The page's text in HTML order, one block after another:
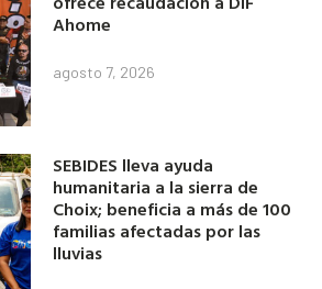
Ahome
agosto 7, 2026
SEBIDES lleva ayuda
humanitaria a la sierra de
Choix; beneficia a más de 100
familias afectadas por las
lluvias